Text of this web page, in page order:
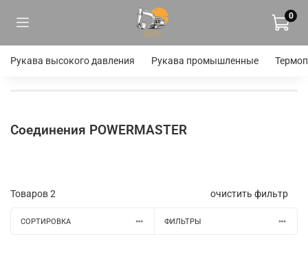
0
Рукава высокого давления Рукава промышленные
Соединения POWERMASTER
Товаров2 очистить фильтр
СОРТИРОВКА ФИЛЬТРЫ